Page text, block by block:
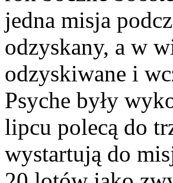
jedna misja
odzyskany, a w
odzyskiwane i
Psyche były
lipcu polecą do
wystartują do